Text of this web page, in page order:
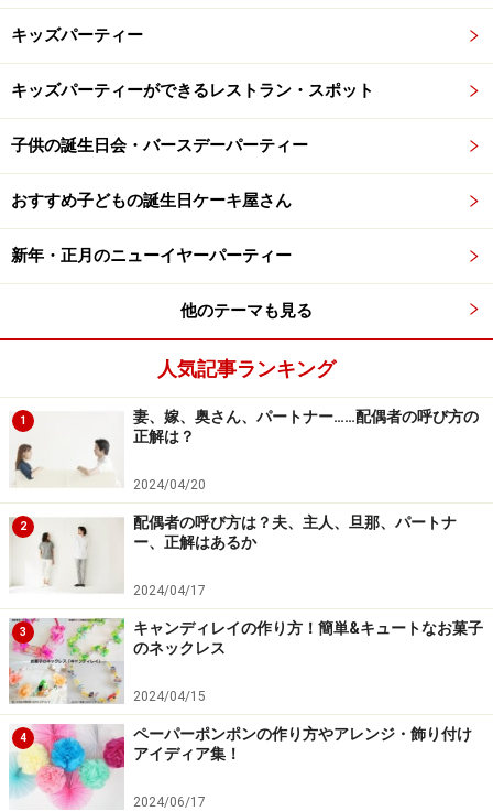
一般的にお宮参りの「のしめ」を転用する場合が多
い
まだ身体も小さい3歳児とって着物は重装備になりがち
です。軽い仕立ての着物を着せてあげて下さいね。
5歳の七五三：子供の服装・着物マナー
男の子の七五三は、昔は数え年で5歳、今は満年齢で5歳にお
5歳の七五三は、「袴着（はかまぎ）」という5歳男児の
お祝いで、初めて袴を着ける儀式です。現在ではその年
齢にあたる子どもに晴れ着を着せ、神社へ参詣し、子ど
もたちの成長を感謝するとともに、今後を祈願する儀礼
となりました。
■5歳男の子の服装・着物
羽二重の五つ紋付のし目模様、また色紋付の長着と
そろいの羽織を合わせます
下着は白羽二重（しろはぶたえ）の比翼仕立て（ひ
よくじたて）
袴は黒・紺・茶の無地か、のし目模様のある羽織、
キッズパーティー
キッズパーティーができるレストラン・スポット
子供の誕生日会・バースデーパーティー
おすすめ子どもの誕生日ケーキ屋さん
新年・正月のニューイヤーパーティー
他のテーマも見る
人気記事ランキング
1
妻、嫁、奥さん、パートナー……配偶者の呼び方の
正解は？
2024/04/20
2
配偶者の呼び方は？夫、主人、旦那、パートナ
ー、正解はあるか
2024/04/17
3
キャンディレイの作り方！簡単&キュートなお菓子
のネックレス
2024/04/15
4
ペーパーポンポンの作り方やアレンジ・飾り付け
アイディア集！
2024/06/17